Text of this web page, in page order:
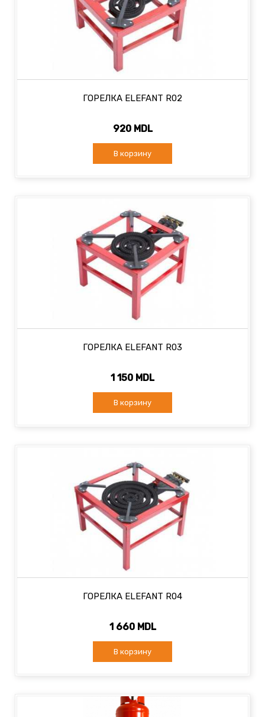
ГОРЕЛКА ELEFANT R02
920 MDL
В корзину
ГОРЕЛКА ELEFANT R03
1 150 MDL
В корзину
ГОРЕЛКА ELEFANT R04
1 660 MDL
В корзину